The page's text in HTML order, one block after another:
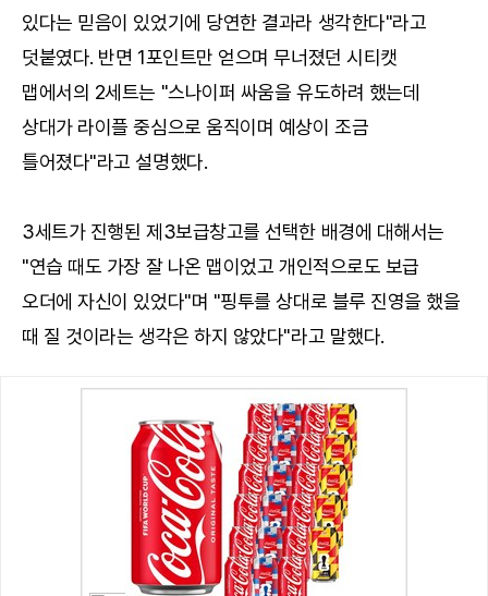
있다는 믿음이 있었기에 당연한 결과라 생각한다"라고
덧붙였다. 반면 1포인트만 얻으며 무너졌던 시티캣
맵에서의 2세트는 "스나이퍼 싸움을 유도하려 했는데
상대가 라이플 중심으로 움직이며 예상이 조금
틀어졌다"라고 설명했다.
3세트가 진행된 제3보급창고를 선택한 배경에 대해서는
"연습 때도 가장 잘 나온 맵이었고 개인적으로도 보급
오더에 자신이 있었다"며 "핑투를 상대로 블루 진영을 했을
때 질 것이라는 생각은 하지 않았다"라고 말했다.